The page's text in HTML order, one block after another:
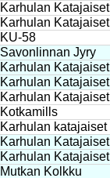
Karhulan Katajaiset
Karhulan Katajaiset
KU-58
Savonlinnan Jyry
Karhulan Katajaiset
Karhulan Katajaiset
Karhulan Katajaiset
Kotkamills
Karhulan katajaiset
Karhulan Katajaiset
Karhulan Katajaiset
Mutkan Kolkku